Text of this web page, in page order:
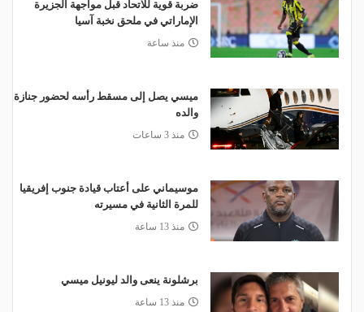
ضربة قوية للاتحاد قبل مواجهة الجزيرة
الإماراتي في ملحق نخبة آسيا
منذ ساعة
ميسي يصل إلى مسقط رأسه لحضور جنازة
والده
منذ 3 ساعات
موسيماني على أعتاب قيادة جنوب إفريقيا
للمرة الثانية في مسيرته
منذ 13 ساعة
برشلونة ينعى والد ليونيل ميسي
منذ 13 ساعة